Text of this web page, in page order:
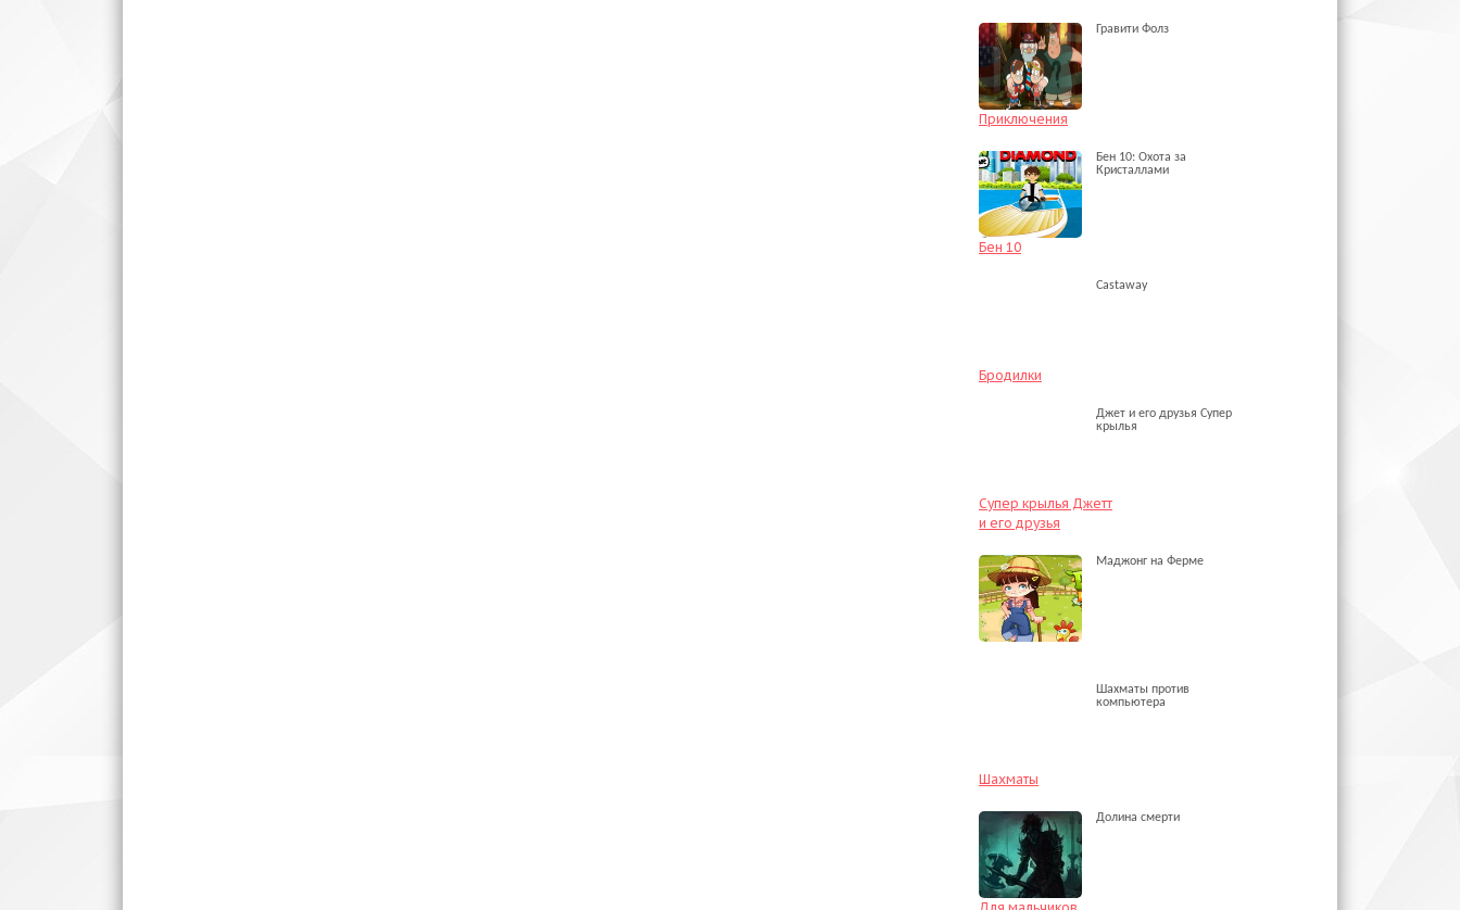
Гравити Фолз
Приключения
Бен 10: Охота за
Кристаллами
Бен 10
Castaway
Бродилки
Джет и его друзья Супер
крылья
Супер крылья Джетт
и его друзья
Маджонг на Ферме
Шахматы против
компьютера
Шахматы
Долина смерти